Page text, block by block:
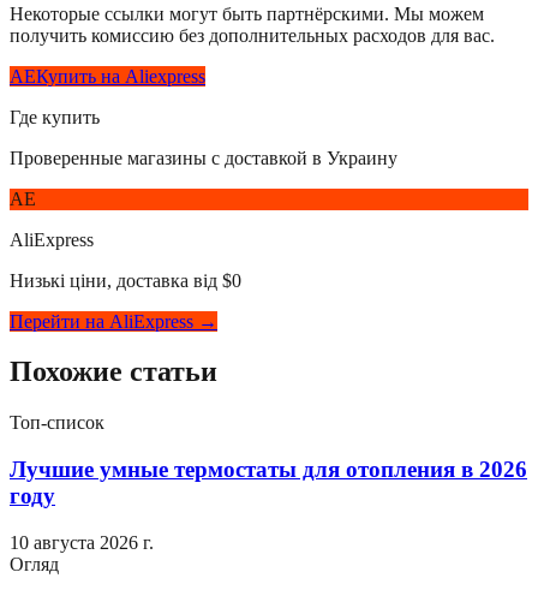
Некоторые ссылки могут быть партнёрскими. Мы можем
получить комиссию без дополнительных расходов для вас.
AEКупить на Aliexpress
Где купить
Проверенные магазины с доставкой в Украину
AE
AliExpress
Низькі ціни, доставка від $0
Перейти на AliExpress →
Похожие статьи
Топ-список
Лучшие умные термостаты для отопления в 2026
году
10 августа 2026 г.
Огляд